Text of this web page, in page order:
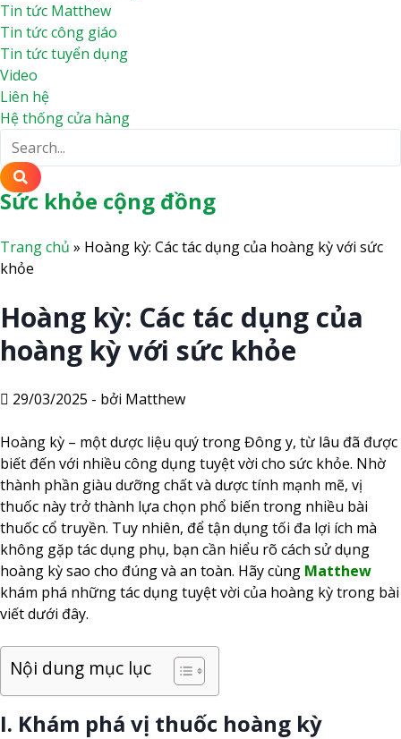
Tin tức Matthew
Tin tức công giáo
Tin tức tuyển dụng
Video
Liên hệ
Hệ thống cửa hàng
Sức khỏe cộng đồng
Trang chủ » Hoàng kỳ: Các tác dụng của hoàng kỳ với sức
khỏe
Hoàng kỳ: Các tác dụng của
hoàng kỳ với sức khỏe
29/03/2025 - bởi Matthew
Hoàng kỳ – một dược liệu quý trong Đông y, từ lâu đã được
biết đến với nhiều công dụng tuyệt vời cho sức khỏe. Nhờ
thành phần giàu dưỡng chất và dược tính mạnh mẽ, vị
thuốc này trở thành lựa chọn phổ biến trong nhiều bài
thuốc cổ truyền. Tuy nhiên, để tận dụng tối đa lợi ích mà
không gặp tác dụng phụ, bạn cần hiểu rõ cách sử dụng
hoàng kỳ sao cho đúng và an toàn. Hãy cùng Matthew
khám phá những tác dụng tuyệt vời của hoàng kỳ trong bài
viết dưới đây.
Nội dung mục lục
I. Khám phá vị thuốc hoàng kỳ